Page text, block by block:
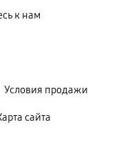
Условия продажи
сайта
к нам